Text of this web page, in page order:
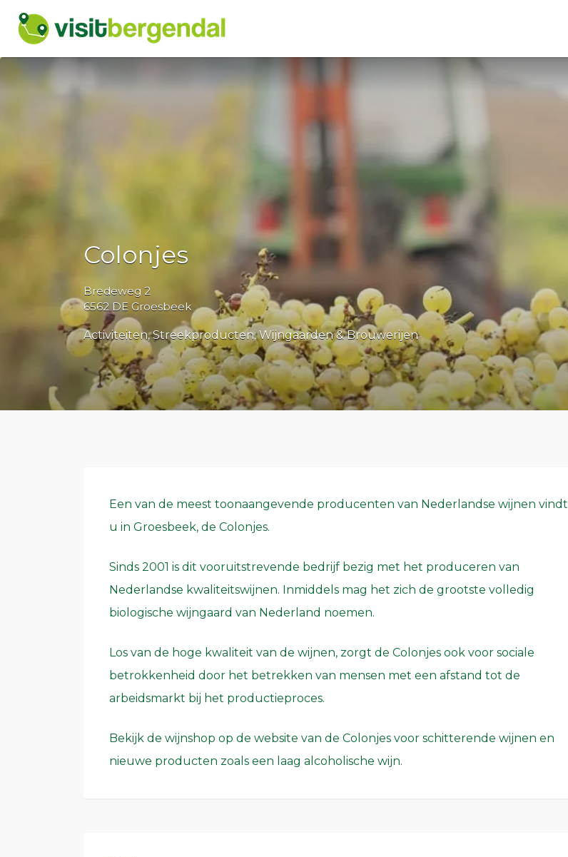
Zoek
naar:
Colonjes
Bredeweg 2
6562 DE Groesbeek
Activiteiten Streekproducten Wijngaarden & Brouwerijen
Een van de meest toonaangevende producenten van Nederlandse wijnen vindt
u in Groesbeek, de Colonjes.
Sinds 2001 is dit vooruitstrevende bedrijf bezig met het produceren van
Nederlandse kwaliteitswijnen. Inmiddels mag het zich de grootste volledig
biologische wijngaard van Nederland noemen.
Los van de hoge kwaliteit van de wijnen, zorgt de Colonjes ook voor sociale
betrokkenheid door het betrekken van mensen met een afstand tot de
arbeidsmarkt bij het productieproces.
Bekijk de wijnshop op de website van de Colonjes voor schitterende wijnen en
nieuwe producten zoals een laag alcoholische wijn.